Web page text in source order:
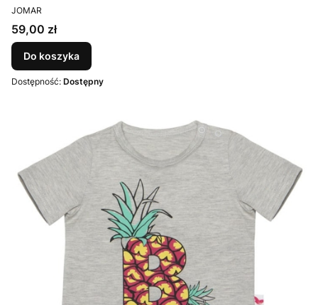
PRODUCENT
JOMAR
Cena
59,00 zł
Do koszyka
Dostępność: Dostępny